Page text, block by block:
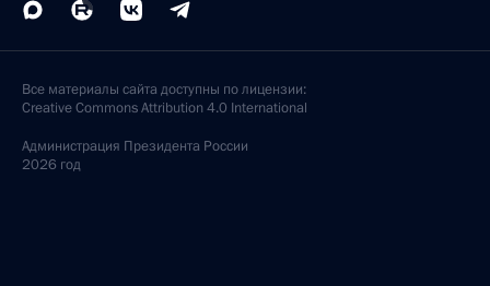
Все материалы сайта доступны по лицензии:
Creative Commons Attribution 4.0 International
Администрация Президента России
2026 год